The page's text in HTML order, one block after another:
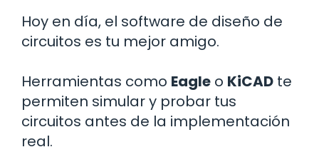
Hoy en día, el software de diseño de
circuitos es tu mejor amigo.
Herramientas como Eagle o KiCAD te
permiten simular y probar tus
circuitos antes de la implementación
real.